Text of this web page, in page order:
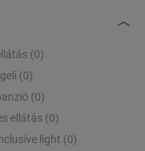
(0)
(0)
(0)
ellátás (0)
light (0)